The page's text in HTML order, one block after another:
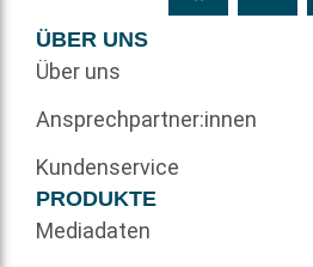
ÜBER UNS
Über uns
Ansprechpartner:innen
Kundenservice
PRODUKTE
Mediadaten